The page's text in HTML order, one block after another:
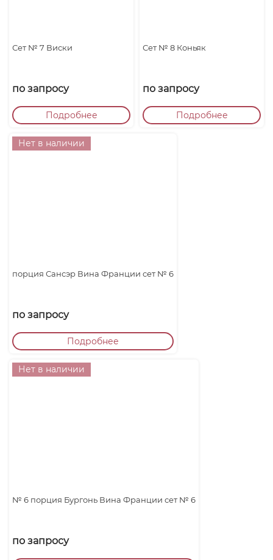
Сет № 7 Виски
по запросу
Подробнее
Сет № 8 Коньяк
по запросу
Подробнее
Нет в наличии
порция Сансэр Вина Франции сет № 6
по запросу
Подробнее
Нет в наличии
№ 6 порция Бургонь Вина Франции сет № 6
по запросу